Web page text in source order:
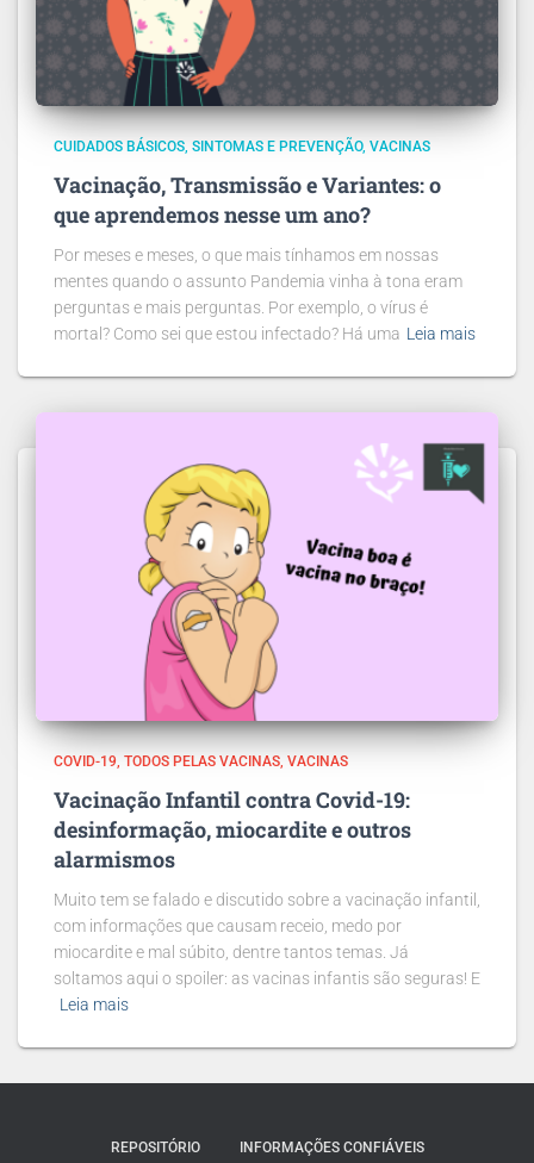
CUIDADOS BÁSICOS SINTOMAS E PREVENÇÃO VACINAS
Vacinação, Transmissão e Variantes: o
que aprendemos nesse um ano?
Por meses e meses, o que mais tínhamos em nossas
mentes quando o assunto Pandemia vinha à tona eram
perguntas e mais perguntas. Por exemplo, o vírus é
mortal? Como sei que estou infectado? Há uma Leia mais
COVID-19 TODOS PELAS VACINAS VACINAS
Vacinação Infantil contra Covid-19:
desinformação, miocardite e outros
alarmismos
Muito tem se falado e discutido sobre a vacinação infantil,
com informações que causam receio, medo por
miocardite e mal súbito, dentre tantos temas. Já
soltamos aqui o spoiler: as vacinas infantis são seguras! E
Leia mais
REPOSITÓRIO INFORMAÇÕES CONFIÁVEIS